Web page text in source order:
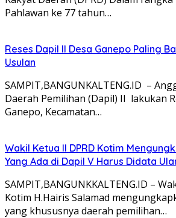
Pahlawan ke 77 tahun…
Reses Dapil II Desa Ganepo Paling
Usulan
SAMPIT,BANGUNKALTENG.ID –
Daerah Pemilihan (Dapil) II lakukan
Ganepo, Kecamatan…
Wakil Ketua II DPRD Kotim
Yang Ada di Dapil V Harus Didata
SAMPIT,BANGUNKKALTENG.ID –
Kotim H.Hairis Salamad
yang khususnya daerah pemilihan…